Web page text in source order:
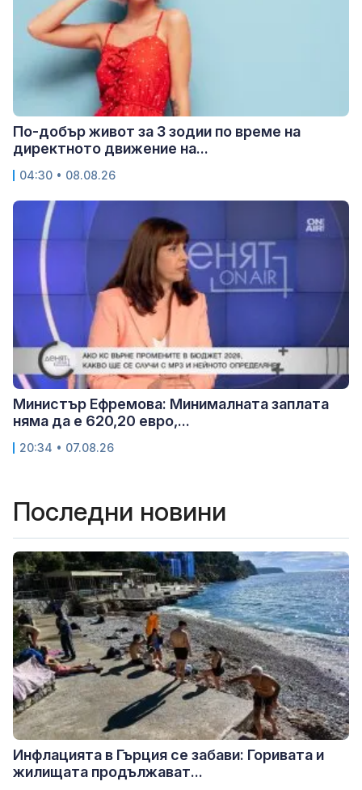
По-добър живот за 3 зодии по време на
директното движение на...
04:30 • 08.08.26
Министър Ефремова: Минималната заплата
няма да е 620,20 евро,...
20:34 • 07.08.26
Последни новини
Инфлацията в Гърция се забави: Горивата и
жилищата продължават...